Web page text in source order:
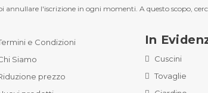
annullare l'iscrizione in ogni momenti. A questo scopo,
e Condizioni
Siamo
prezzo
In
Cuscini
Tovaglie